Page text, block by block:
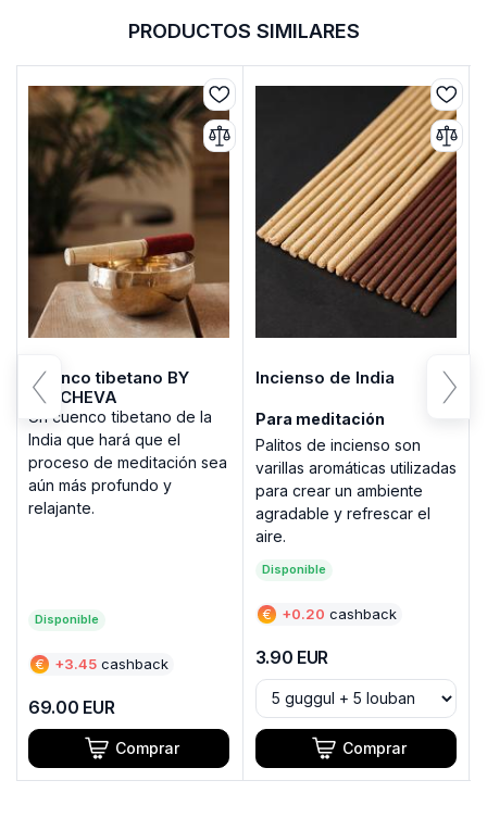
PRODUCTOS SIMILARES
Cuenco tibetano BY
VELCHEVA
Un cuenco tibetano de la
India que hará que el
proceso de meditación sea
aún más profundo y
relajante.
Disponible
€ +3.45 cashback
69.00 EUR
Comprar
Incienso de India
Para meditación
Palitos de incienso son
varillas aromáticas utilizadas
para crear un ambiente
agradable y refrescar el
aire.
Disponible
€ +0.20 cashback
3.90 EUR
Comprar